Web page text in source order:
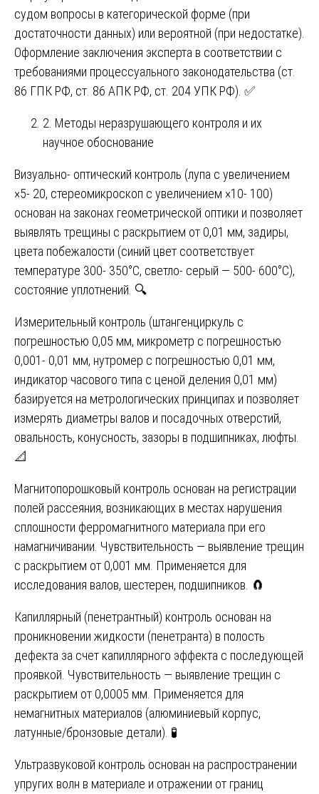
судом вопросы в категорической форме (при
достаточности данных) или вероятной (при недостатке).
Оформление заключения эксперта в соответствии с
требованиями процессуального законодательства (ст.
86 ГПК РФ, ст. 86 АПК РФ, ст. 204 УПК РФ). ✅
2. Методы неразрушающего контроля и их
научное обоснование
Визуально- оптический контроль (лупа с увеличением
×5- 20, стереомикроскоп с увеличением ×10- 100)
основан на законах геометрической оптики и позволяет
выявлять трещины с раскрытием от 0,01 мм, задиры,
цвета побежалости (синий цвет соответствует
температуре 300- 350°C, светло- серый — 500- 600°C),
состояние уплотнений. 🔍
Измерительный контроль (штангенциркуль с
погрешностью 0,05 мм, микрометр с погрешностью
0,001- 0,01 мм, нутромер с погрешностью 0,01 мм,
индикатор часового типа с ценой деления 0,01 мм)
базируется на метрологических принципах и позволяет
измерять диаметры валов и посадочных отверстий,
овальность, конусность, зазоры в подшипниках, люфты.
📐
Магнитопорошковый контроль основан на регистрации
полей рассеяния, возникающих в местах нарушения
сплошности ферромагнитного материала при его
намагничивании. Чувствительность — выявление трещин
с раскрытием от 0,001 мм. Применяется для
исследования валов, шестерен, подшипников. 🧲
Капиллярный (пенетрантный) контроль основан на
проникновении жидкости (пенетранта) в полость
дефекта за счет капиллярного эффекта с последующей
проявкой. Чувствительность — выявление трещин с
раскрытием от 0,0005 мм. Применяется для
немагнитных материалов (алюминиевый корпус,
латунные/бронзовые детали). 🧪
Ультразвуковой контроль основан на распространении
упругих волн в материале и отражении от границ